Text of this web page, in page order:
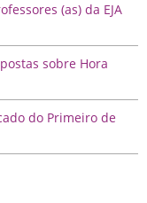
(as) da EJA
sobre Hora
do Primeiro de